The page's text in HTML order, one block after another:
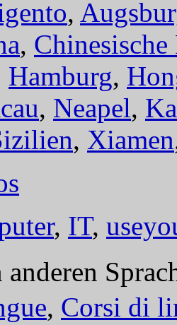
,
, Chinesische
Hamburg,
, Neapel,
, Xiamen
, IT,
, Corsi di